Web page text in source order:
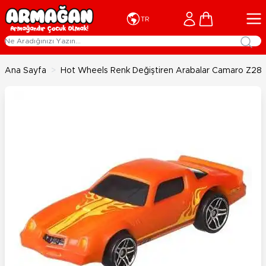
İçeriğe geç
TR Cart
Ana Sayfa > Hot Wheels Renk Değiştiren Arabalar Camaro Z28